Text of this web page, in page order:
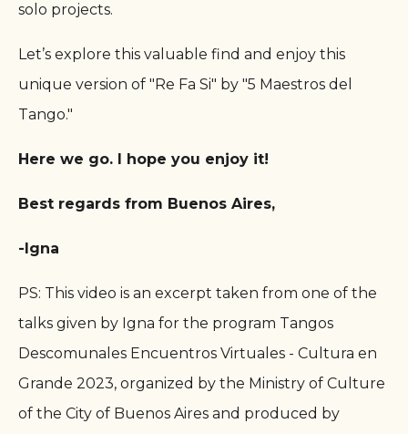
solo projects.
Let’s explore this valuable find and enjoy this
unique version of "Re Fa Si" by "5 Maestros del
Tango."
Here we go. I hope you enjoy it!
Best regards from Buenos Aires,
-Igna
PS: This video is an excerpt taken from one of the
talks given by Igna for the program Tangos
Descomunales Encuentros Virtuales - Cultura en
Grande 2023, organized by the Ministry of Culture
of the City of Buenos Aires and produced by